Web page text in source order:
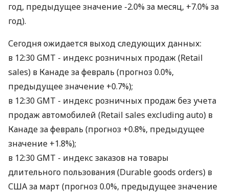
год, предыдущее значение -2.0% за месяц, +7.0% за
год).
Сегодня ожидается выход следующих данных:
в 12:30 GMT - индекс розничных продаж (Retail
sales) в Канаде за февраль (прогноз 0.0%,
предыдущее значение +0.7%);
в 12:30 GMT - индекс розничных продаж без учета
продаж автомобилей (Retail sales excluding auto) в
Канаде за февраль (прогноз +0.8%, предыдущее
значение +1.8%);
в 12:30 GMT - индекс заказов на товары
длительного пользования (Durable goods orders) в
США за март (прогноз 0.0%, предыдущее значение